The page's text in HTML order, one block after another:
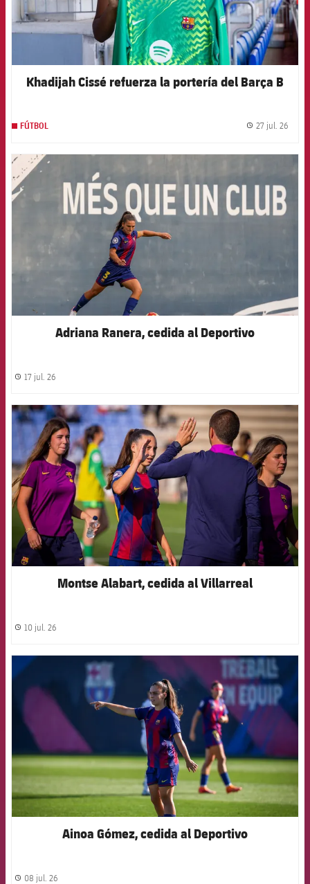
Khadijah Cissé refuerza la portería del Barça B
FÚTBOL 27 jul. 26
Adriana Ranera, cedida al Deportivo
label.share.clock
17 jul. 26
FCB Barcelona badge
Montse Alabart, cedida al Villarreal
label.share.clock
10 jul. 26
FCB Barcelona badge
Ainoa Gómez, cedida al Deportivo
08 jul. 26